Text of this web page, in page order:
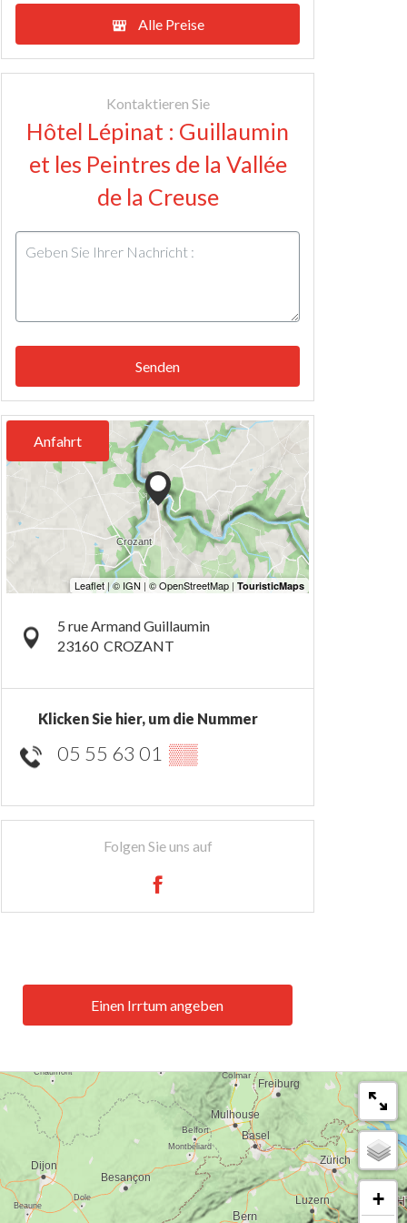
Alle Preise
Kontaktieren Sie
Hôtel Lépinat : Guillaumin
et les Peintres de la Vallée
de la Creuse
Senden
Anfahrt
5 rue Armand Guillaumin
23160 CROZANT
Klicken Sie hier, um die Nummer
05 55 63 01 ▒▒
Folgen Sie uns auf
Einen Irrtum angeben
+